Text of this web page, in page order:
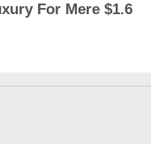
For Mere $1.6